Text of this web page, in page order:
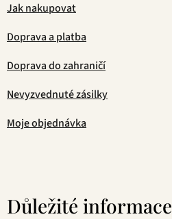
Jak nakupovat
Doprava a platba
Doprava do zahraničí
Nevyzvednuté zásilky
Moje objednávka
Důležité informace